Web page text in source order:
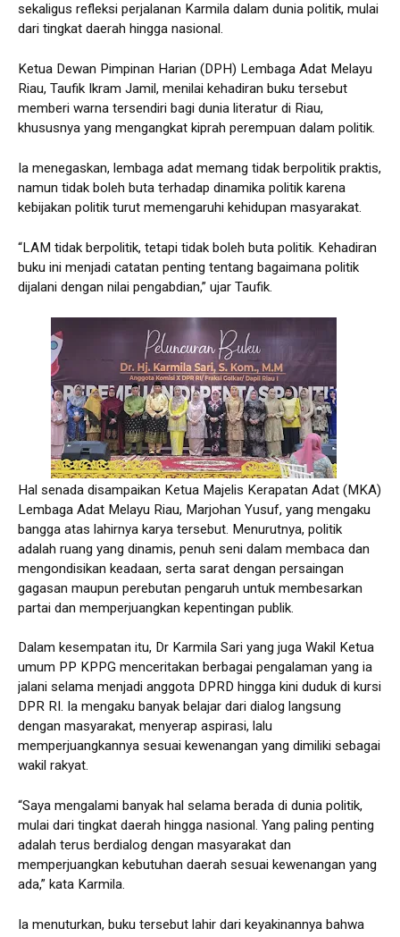
sekaligus refleksi perjalanan Karmila dalam dunia politik, mulai
dari tingkat daerah hingga nasional.
Ketua Dewan Pimpinan Harian (DPH) Lembaga Adat Melayu
Riau, Taufik Ikram Jamil, menilai kehadiran buku tersebut
memberi warna tersendiri bagi dunia literatur di Riau,
khususnya yang mengangkat kiprah perempuan dalam politik.
Ia menegaskan, lembaga adat memang tidak berpolitik praktis,
namun tidak boleh buta terhadap dinamika politik karena
kebijakan politik turut memengaruhi kehidupan masyarakat.
“LAM tidak berpolitik, tetapi tidak boleh buta politik. Kehadiran
buku ini menjadi catatan penting tentang bagaimana politik
dijalani dengan nilai pengabdian,” ujar Taufik.
Hal senada disampaikan Ketua Majelis Kerapatan Adat (MKA)
Lembaga Adat Melayu Riau, Marjohan Yusuf, yang mengaku
bangga atas lahirnya karya tersebut. Menurutnya, politik
adalah ruang yang dinamis, penuh seni dalam membaca dan
mengondisikan keadaan, serta sarat dengan persaingan
gagasan maupun perebutan pengaruh untuk membesarkan
partai dan memperjuangkan kepentingan publik.
Dalam kesempatan itu, Dr Karmila Sari yang juga Wakil Ketua
umum PP KPPG menceritakan berbagai pengalaman yang ia
jalani selama menjadi anggota DPRD hingga kini duduk di kursi
DPR RI. Ia mengaku banyak belajar dari dialog langsung
dengan masyarakat, menyerap aspirasi, lalu
memperjuangkannya sesuai kewenangan yang dimiliki sebagai
wakil rakyat.
“Saya mengalami banyak hal selama berada di dunia politik,
mulai dari tingkat daerah hingga nasional. Yang paling penting
adalah terus berdialog dengan masyarakat dan
memperjuangkan kebutuhan daerah sesuai kewenangan yang
ada,” kata Karmila.
Ia menuturkan, buku tersebut lahir dari keyakinannya bahwa